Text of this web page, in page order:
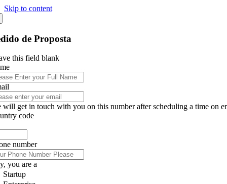
Skip to content
de Proposta
this field blank
will get in touch with you on this number after scheduling a time on
code
number
you are a
Startup